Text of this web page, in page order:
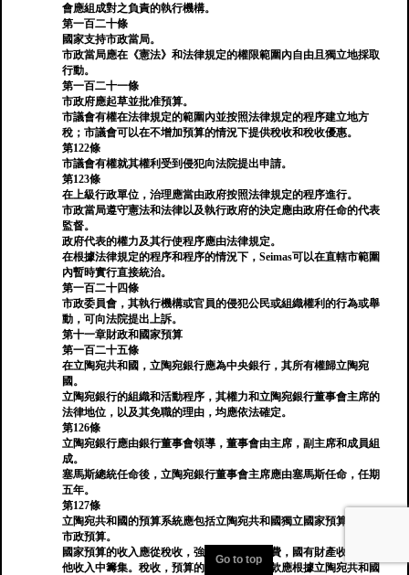
會應組成對之負責的執行機構。
第一百二十條
國家支持市政當局。
市政當局應在《憲法》和法律規定的權限範圍內自由且獨立地採取
行動。
第一百二十一條
市政府應起草並批准預算。
市議會有權在法律規定的範圍內並按照法律規定的程序建立地方
稅；市議會可以在不增加預算的情況下提供稅收和稅收優惠。
第122條
市議會有權就其權利受到侵犯向法院提出申請。
第123條
在上級行政單位，治理應當由政府按照法律規定的程序進行。
市政當局遵守憲法和法律以及執行政府的決定應由政府任命的代表
監督。
政府代表的權力及其行使程序應由法律規定。
在根據法律規定的程序和程序的情況下，Seimas可以在直轄市範圍
內暫時實行直接統治。
第一百二十四條
市政委員會，其執行機構或官員的侵犯公民或組織權利的行為或舉
動，可向法院提出上訴。
第十一章財政和國家預算
第一百二十五條
在立陶宛共和國，立陶宛銀行應為中央銀行，其所有權歸立陶宛
國。
立陶宛銀行的組織和活動程序，其權力和立陶宛銀行董事會主席的
法律地位，以及其免職的理由，均應依法確定。
第126條
立陶宛銀行應由銀行董事會領導，董事會由主席，副主席和成員組
成。
塞馬斯總統任命後，立陶宛銀行董事會主席應由塞馬斯任命，任期
五年。
第127條
立陶宛共和國的預算系統應包括立陶宛共和國獨立國家預算和獨立
市政預算。
國家預算的收入應從稅收，強制性支付，徵費，國有財產收入和其
他收入中籌集。稅收，預算的其他款項和徵款應根據立陶宛共和國
Go to top